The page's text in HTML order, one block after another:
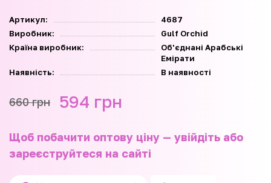
Артикул:
4687
Виробник:
Gulf Orchid
Країна виробник:
Об'єднані Арабські
Емірати
Наявність:
В наявності
660 грн 594 грн
Щоб побачити оптову ціну — увійдіть або
зареєструйтеся на сайті